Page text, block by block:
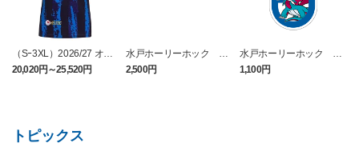
（Sｰ3XL）2026/27 オー
センティックユニフォー
ム FP 1st
20,020円～25,520円
水戸ホーリーホック ボ
ーマンダ タオルマフラー
2,500円
水戸ホーリーホック ボ
ーマンダ キーホルダー
1,100円
トピックス